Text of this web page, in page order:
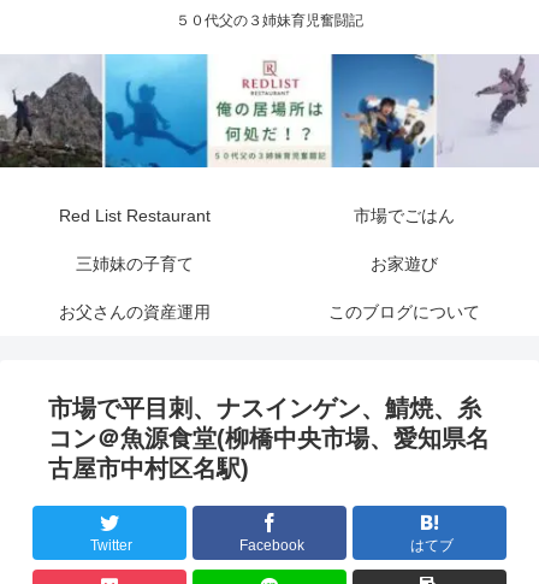
５０代父の３姉妹育児奮闘記
Red List Restaurant 市場でごはん
三姉妹の子育て お家遊び
お父さんの資産運用 このブログについて
市場で平目刺、ナスインゲン、鯖焼、糸
コン＠魚源食堂(柳橋中央市場、愛知県名
古屋市中村区名駅)
Twitter Facebook はてブ